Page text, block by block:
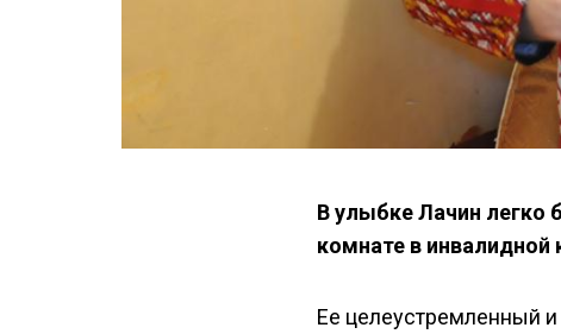
В улыбке Лачин легко
комнате в инвалидной
Ее целеустремленный